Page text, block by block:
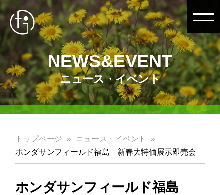
NEWS&EVENT
ニュース・イベント
トップページ
ニュース・イベント
ホンダサンフィールド福島 新春大特価展示即売会
ホンダサンフィールド福島